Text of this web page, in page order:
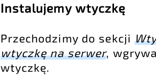
Instalujemy wtyczkę
Przechodzimy do sekcji
wtyczkę na serwer,
wtyczkę.